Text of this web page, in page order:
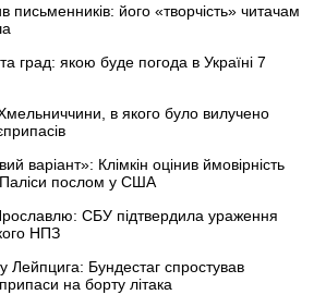
його «творчість» читачам
град: якою буде погода в Україні 7
в якого було вилучено
варіант»: Клімкін оцінив ймовірність
послом у США
СБУ підтвердила ураження
НПЗ
Лейпцига: Бундестаг спростував
на борту літака